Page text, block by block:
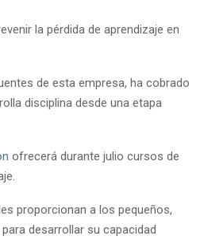
la pérdida de aprendizaje en
de esta empresa, ha cobrado
disciplina desde una etapa
ofrecerá durante julio cursos de
proporcionan a los pequeños,
desarrollar su capacidad